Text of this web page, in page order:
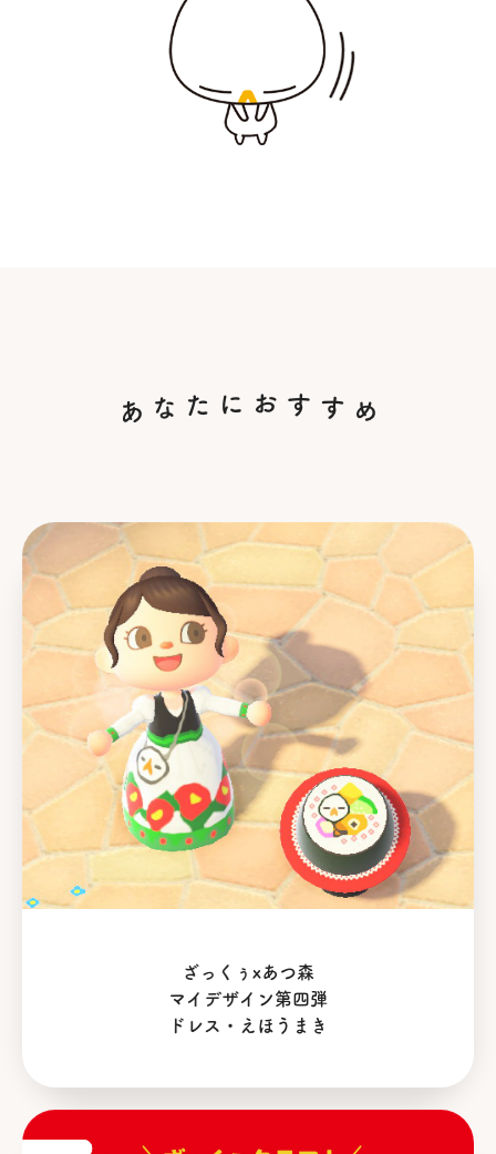
あなたにおすすめ
ざっくぅxあつ森
マイデザイン第四弾
ドレス・えほうまき